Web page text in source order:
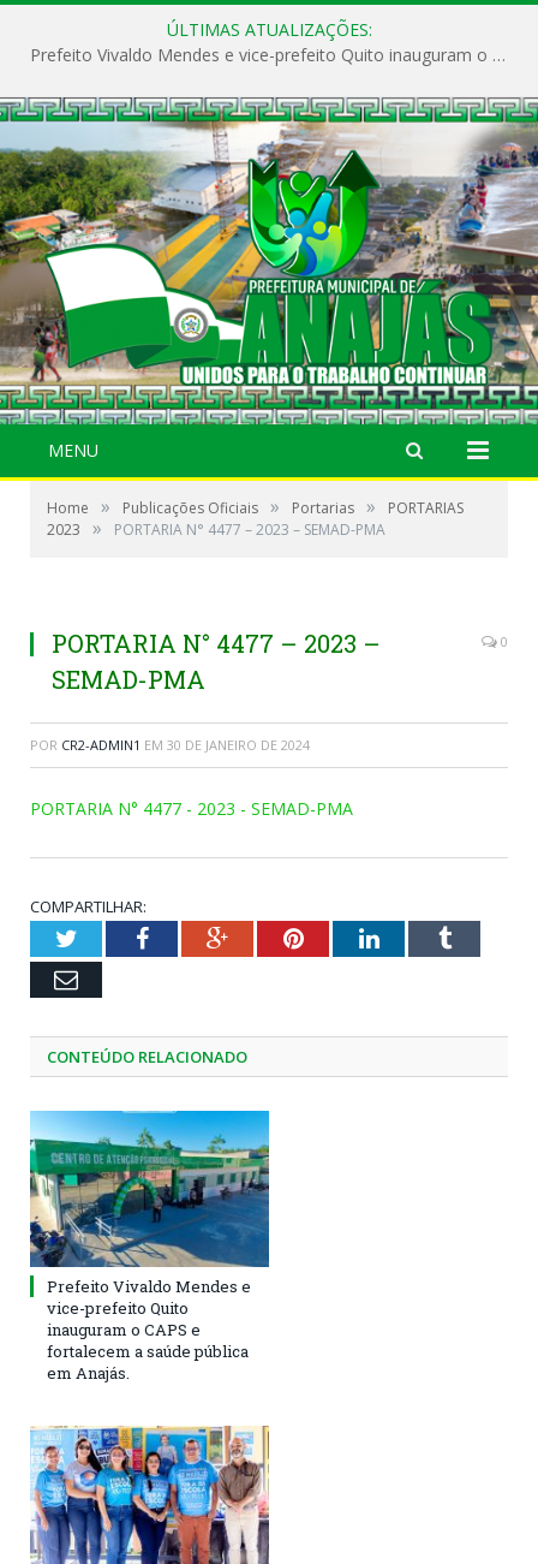
ÚLTIMAS ATUALIZAÇÕES:
Prefeito Vivaldo Mendes e vice-prefeito Quito inauguram o CAPS e fortalecem a saúde pública em Anajás.
MENU
Home » Publicações Oficiais » Portarias »
PORTARIAS
2023
» PORTARIA N° 4477 – 2023 – SEMAD-PMA
PORTARIA N° 4477 – 2023 –
SEMAD-PMA
0
POR CR2-ADMIN1 EM 30 DE JANEIRO DE 2024
PORTARIA N° 4477 - 2023 - SEMAD-PMA
COMPARTILHAR:
TwitterFacebookGoogle+PinterestLinkedInTumblr
Email
CONTEÚDO RELACIONADO
Prefeito Vivaldo Mendes e
vice-prefeito Quito
inauguram o CAPS e
fortalecem a saúde pública
em Anajás.